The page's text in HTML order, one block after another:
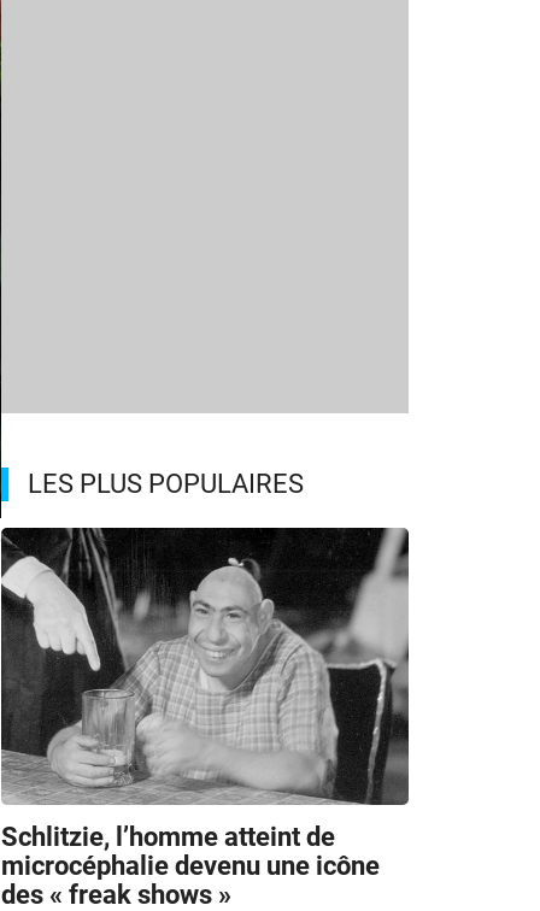
LES PLUS POPULAIRES
Schlitzie, l’homme atteint de
microcéphalie devenu une icône
des « freak shows »